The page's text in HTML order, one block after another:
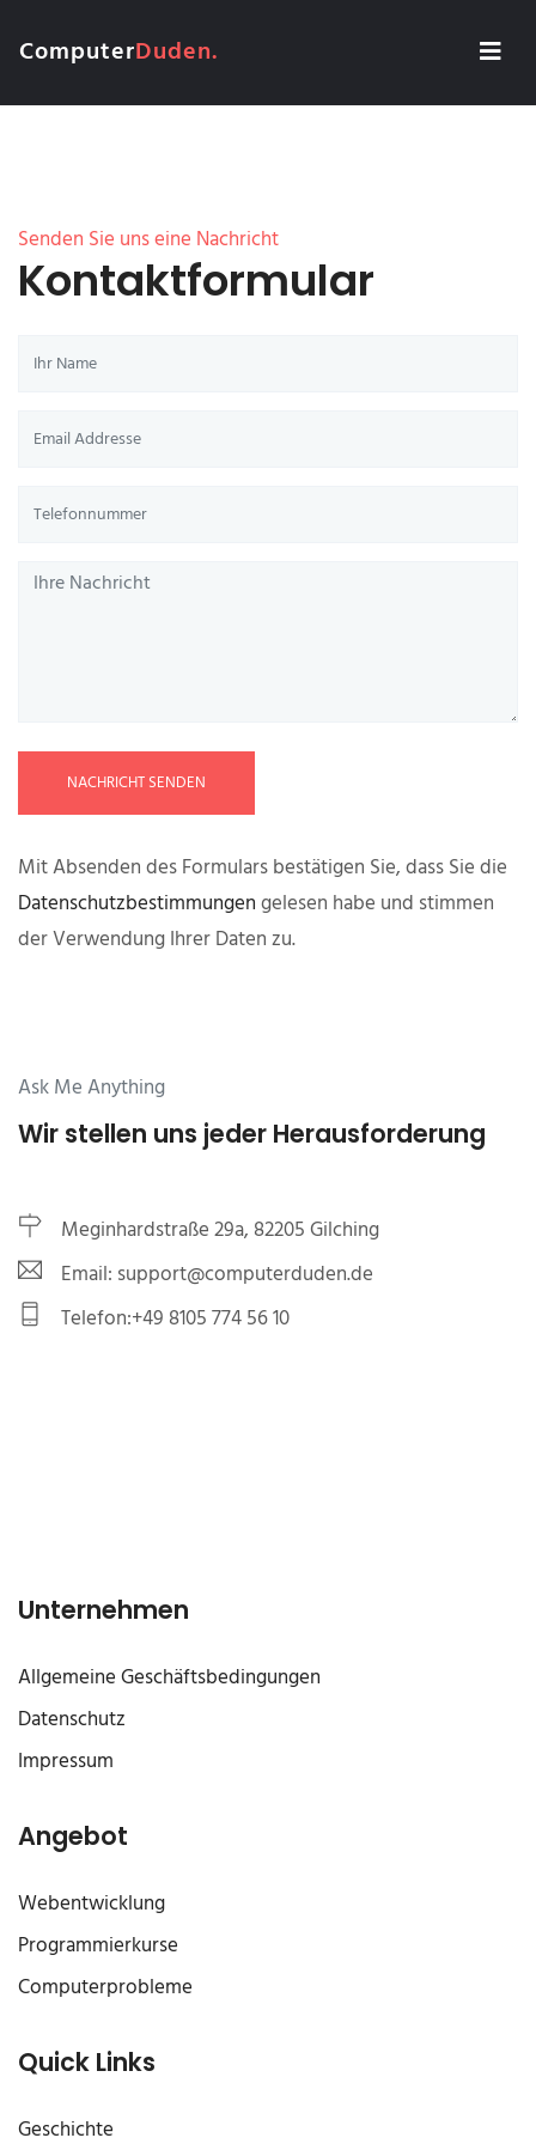
ComputerDuden.
Senden Sie uns eine Nachricht
Kontaktformular
NACHRICHT SENDEN
Mit Absenden des Formulars bestätigen Sie, dass Sie die
Datenschutzbestimmungengelesen habe und stimmen
der Verwendung Ihrer Daten zu.
Ask Me Anything
Wir stellen uns jeder Herausforderung
Meginhardstraße 29a, 82205 Gilching
Email: support@computerduden.de
Telefon:+49 8105 774 56 10
Unternehmen
Allgemeine Geschäftsbedingungen
Datenschutz
Impressum
Angebot
Webentwicklung
Programmierkurse
Computerprobleme
Quick Links
Geschichte